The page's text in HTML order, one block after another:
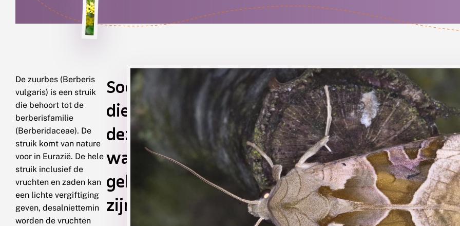
De zuurbes (Berberis
vulgaris) is een struik
die behoort tot de
berberisfamilie
(Berberidaceae). De
struik komt van nature
voor in Eurazië. De hele
struik inclusief de
vruchten en zaden kan
een lichte vergiftiging
geven, desalniettemin
worden de vruchten
Soorten
die
deze
waardplant
gebruiken
zijn